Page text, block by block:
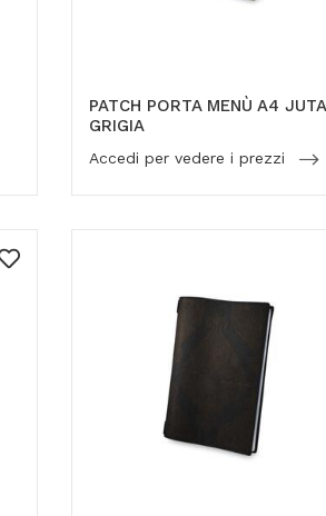
PATCH PORTA MENÙ A4 JUTA
GRIGIA
Accedi per vedere i prezzi